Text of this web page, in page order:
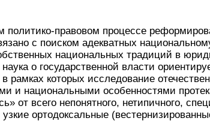
политико-правовом процессе
с поиском адекватных
национальных традиций в
о государственной власти
рамках которых исследование
и национальными особенностями
от всего непонятного, нетипичного,
узкие ортодоксальные